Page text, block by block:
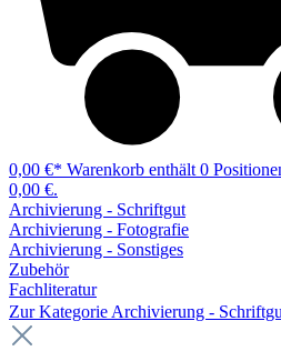
0,00 €* Warenkorb enthält 0
0,00 €.
Archivierung - Schriftgut
Archivierung - Fotografie
Archivierung - Sonstiges
Zubehör
Fachliteratur
Zur Kategorie Archivierung -